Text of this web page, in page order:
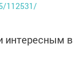
112531/
интересным в